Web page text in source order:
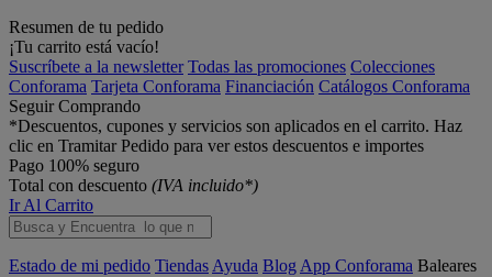
Resumen de tu pedido
¡Tu carrito está vacío!
Suscríbete a la newsletter Todas las promociones Colecciones
Conforama Tarjeta Conforama Financiación Catálogos Conforama
Seguir Comprando
*Descuentos, cupones y servicios son aplicados en el carrito. Haz
clic en Tramitar Pedido para ver estos descuentos e importes
Pago 100% seguro
Total con descuento (IVA incluido*)
Ir Al Carrito
Estado de mi pedido Tiendas Ayuda Blog App Conforama Baleares